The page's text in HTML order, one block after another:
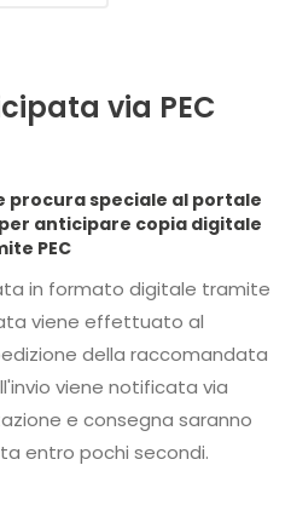
via PEC
procura speciale al portale
PEC
formato digitale tramite
viene effettuato al
viene notificata via
e consegna saranno
disponibili nell'area riservata entro pochi secondi.